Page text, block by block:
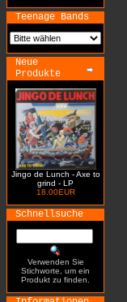
Teenage Bands
Neue
Produkte
Jingo de Lunch - Axe to
grind - LP
18.00EUR
Schnellsuche
Verwenden Sie
Stichworte, um ein
Produkt zu finden.